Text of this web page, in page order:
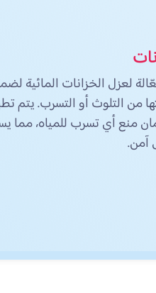
لعزل الخزانات المائية
من التلوث أو التسرب. يتم
منع أي تسرب للمياه، مما
آمن.